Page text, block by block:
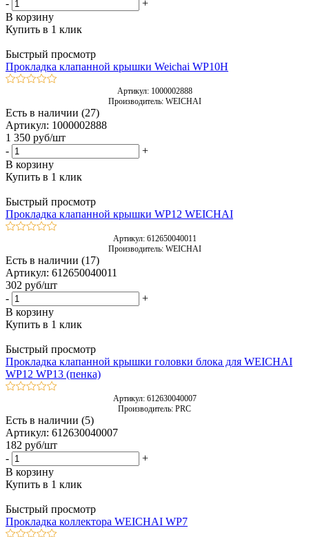
-
+
В корзину
Купить в 1 клик
Быстрый просмотр
Прокладка клапанной крышки Weichai WP10H
Артикул: 1000002888
Производитель: WEICHAI
Есть в наличии (27)
Артикул: 1000002888
1 350 руб/шт
-
+
В корзину
Купить в 1 клик
Быстрый просмотр
Прокладка клапанной крышки WP12 WEICHAI
Артикул: 612650040011
Производитель: WEICHAI
Есть в наличии (17)
Артикул: 612650040011
302 руб/шт
-
+
В корзину
Купить в 1 клик
Быстрый просмотр
Прокладка клапанной крышки головки блока для WEICHAI
WP12 WP13 (пенка)
Артикул: 612630040007
Производитель: PRC
Есть в наличии (5)
Артикул: 612630040007
182 руб/шт
-
+
В корзину
Купить в 1 клик
Быстрый просмотр
Прокладка коллектора WEICHAI WP7